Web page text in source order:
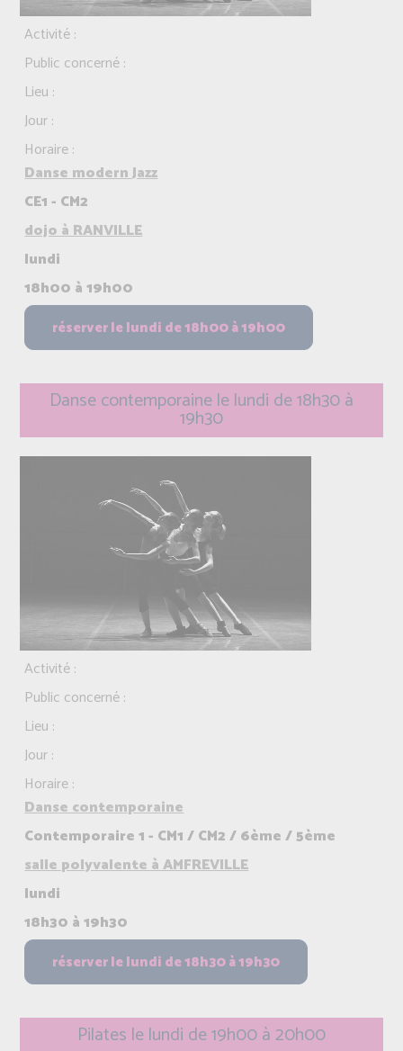
Activité :
Public concerné :
Lieu :
Jour :
Horaire :
Danse modern Jazz
CE1 - CM2
dojo à RANVILLE
lundi
18h00 à 19h00
Danse contemporaine le lundi de 18h30 à
19h30
Activité :
Public concerné :
Lieu :
Jour :
Horaire :
Danse contemporaine
Contemporaire 1 - CM1 / CM2 / 6ème / 5ème
salle polyvalente à AMFREVILLE
lundi
18h30 à 19h30
Pilates le lundi de 19h00 à 20h00